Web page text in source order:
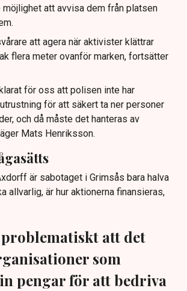
möjlighet att avvisa dem från platsen
att agera när aktivister klättrar
flera meter ovanför marken, fortsätter
för oss att polisen inte har
för att säkert ta ner personer
och då måste det hanteras av
Mats Henriksson.
är sabotaget i Grimsås bara halva
allvarlig, är hur aktionerna finansieras,
problematiskt att det
som
pengar för att bedriva